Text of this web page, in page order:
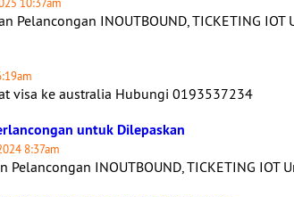
Pelancongan INOUTBOUND, TICKETING
visa ke australia Hubungi 0193537234
untuk Dilepaskan
8:37am
Pelancongan INOUTBOUND, TICKETING IOT